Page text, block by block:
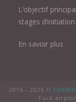
L’objectif
stages
En savoir plus
2016 - 2026 //
Fuck